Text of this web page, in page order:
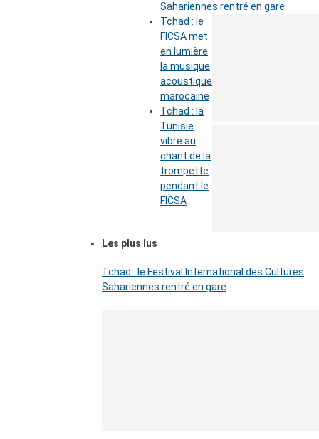
Sahariennes rentré en gare
Tchad : le
FICSA met
en lumière
la musique
acoustique
marocaine
Tchad : la
Tunisie
vibre au
chant de la
trompette
pendant le
FICSA
Les plus lus
Tchad : le Festival International des Cultures
Sahariennes rentré en gare